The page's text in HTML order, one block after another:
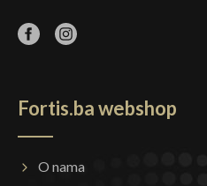
Fortis.ba webshop
O nama